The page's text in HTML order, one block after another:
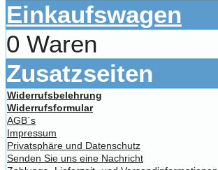
Einkaufswagen
0 Waren
Zusatzseiten
Widerrufsbelehrung
Widerrufsformular
AGB´s
Impressum
Privatsphäre und Datenschutz
Senden Sie uns eine Nachricht